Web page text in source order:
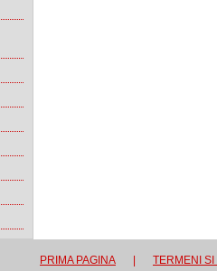
PRIMA PAGINA TERMENI SI